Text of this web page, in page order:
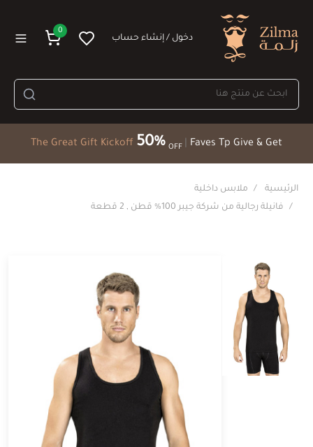
The Great Gift Kickoff 50% OFF Faves Tp Give & Get
دخول / إنشاء حساب
0
الرئيسية
ملابس داخلية
فانيلة رجالية من شركة جيبر 100% قطن , 2 قطعة